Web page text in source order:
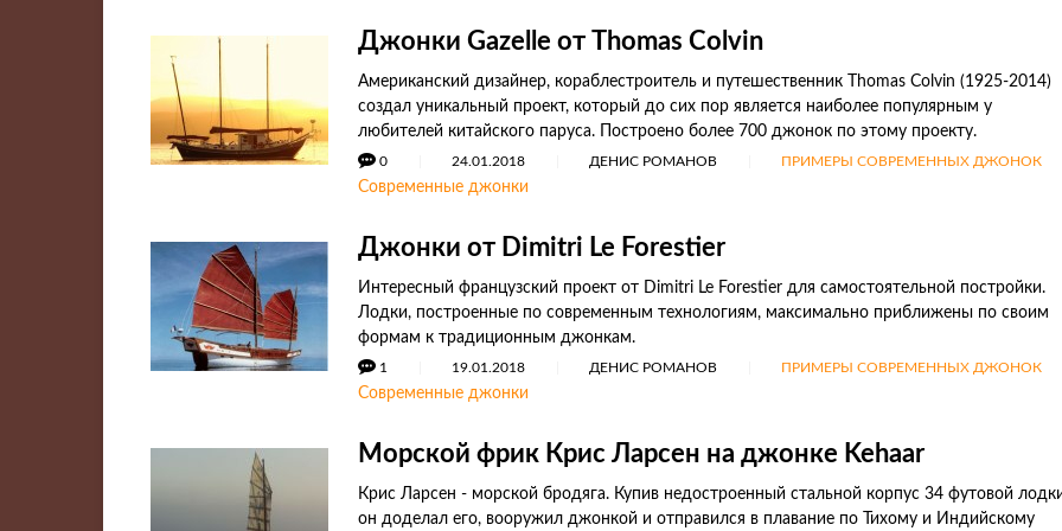
Джонки Gazelle от Thomas Colvin
Американский дизайнер, кораблестроитель и путешественник Thomas Colvin (1925-2014)
создал уникальный проект, который до сих пор является наиболее популярным у
любителей китайского паруса. Построено более 700 джонок по этому проекту.
0 24.01.2018 ДЕНИС РОМАНОВ ПРИМЕРЫ СОВРЕМЕННЫХ ДЖОНОК
Современные джонки
Джонки от Dimitri Le Forestier
Интересный французский проект от Dimitri Le Forestier для самостоятельной постройки.
Лодки, построенные по современным технологиям, максимально приближены по своим
формам к традиционным джонкам.
1 19.01.2018 ДЕНИС РОМАНОВ ПРИМЕРЫ СОВРЕМЕННЫХ ДЖОНОК
Современные джонки
Морской фрик Крис Ларсен на джонке Kehaar
Крис Ларсен - морской бродяга. Купив недостроенный стальной корпус 34 футовой
он доделал его, вооружил джонкой и отправился в плавание по Тихому и Индийскому